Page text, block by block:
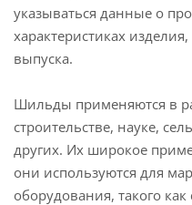
указываться данные о
характеристиках
выпуска.
Шильды применяются в
строительстве, науке,
других. Их широкое
они используются для
оборудования, такого как